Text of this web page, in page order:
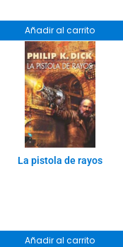
Añadir al carrito
La pistola de rayos
Añadir al carrito